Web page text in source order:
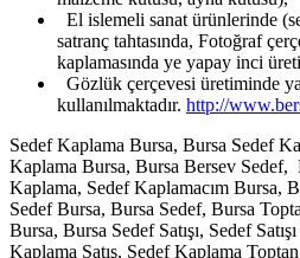
El islemeli sanat ürünlerinde
satranç tahtasında, Fotoğraf
kaplamasında ye yapay inci
Gözlük çerçevesi üretiminde
kullanılmaktadır. http://
Sedef Kaplama Bursa, Bursa Sedef
Kaplama Bursa, Bursa Bersev Sedef,
Kaplama, Sedef Kaplamacım Bursa,
Sedef Bursa, Bursa Sedef, Bursa
Bursa, Bursa Sedef Satışı, Sedef
Kaplama Satış, Sedef Kaplama